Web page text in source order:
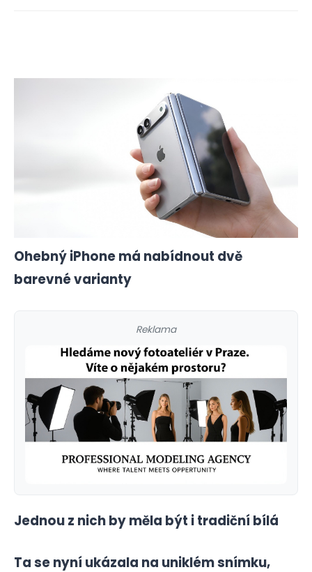
Ohebný iPhone má nabídnout dvě
barevné varianty
Reklama
Jednou z nich by měla být i tradiční bílá
Ta se nyní ukázala na uniklém snímku,